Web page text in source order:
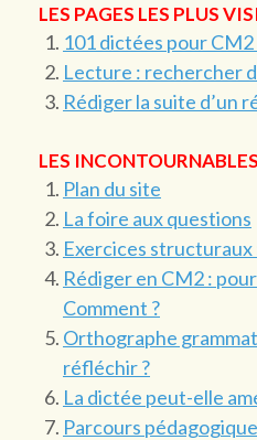
LES PAGES LES PLUS
101 dictées pour
Lecture : rechercher
Rédiger la suite d’un
LES INCONTOURNABLES
Plan du site
La foire aux questions
Exercices
Rédiger en CM2 :
Comment ?
Orthographe
réfléchir ?
La dictée peut-elle
Parcours